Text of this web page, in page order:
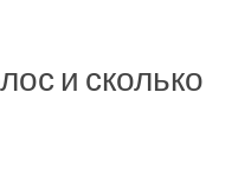
и сколько